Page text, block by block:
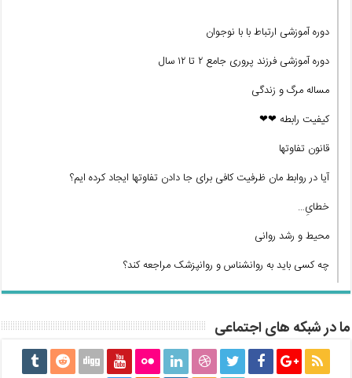
دوره آموزشی ارتباط با با نوجوان
دوره آموزشی فرزند پروری جامع ۲ تا ۱۲ سال
مساله مرگ و زندگی
کیفیت رابطه ❤❤
قانون تفاوتها
آیا در روابط مان ظرفیت کافی برای جا دادن تفاوتها ایجاد کرده ایم؟
خطایِ…
محیط و رشد روانی
چه کسی باید به روانشناس و روانپزشک مراجعه کند؟
ما در شبکه های اجتماعی